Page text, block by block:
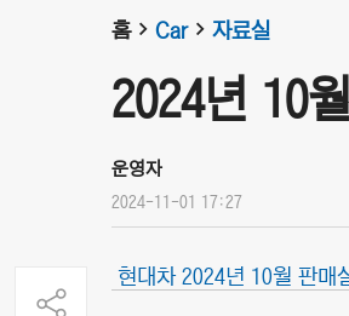
홈 Car 자료실
2024년 10
운영자
2024-11-01 17:27
현대차 2024년 10월 판매